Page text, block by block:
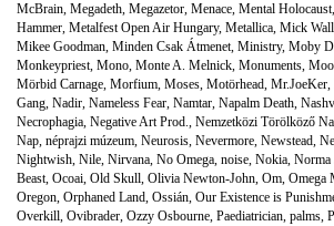
McBrain, Megadeth, Megazetor, Menace, Mental Holocaust,
Hammer, Metalfest Open Air Hungary, Metallica, Mick Wall
Mikee Goodman, Minden Csak Átmenet, Ministry, Moby
Monkeypriest, Mono, Monte A. Melnick, Monuments,
Mörbid Carnage, Morfium, Moses, Motörhead, Mr.JoeKer,
Gang, Nadir, Nameless Fear, Namtar, Napalm Death,
Necrophagia, Negative Art Prod., Nemzetközi Törölköző
Nap, néprajzi múzeum, Neurosis, Nevermore, Newstead,
Nightwish, Nile, Nirvana, No Omega, noise, Nokia, Norma
Beast, Ocoai, Old Skull, Olivia Newton-John, Om, Omega
Oregon, Orphaned Land, Ossián, Our Existence is
Overkill, Ovibrader, Ozzy Osbourne, Paediatrician, palms,